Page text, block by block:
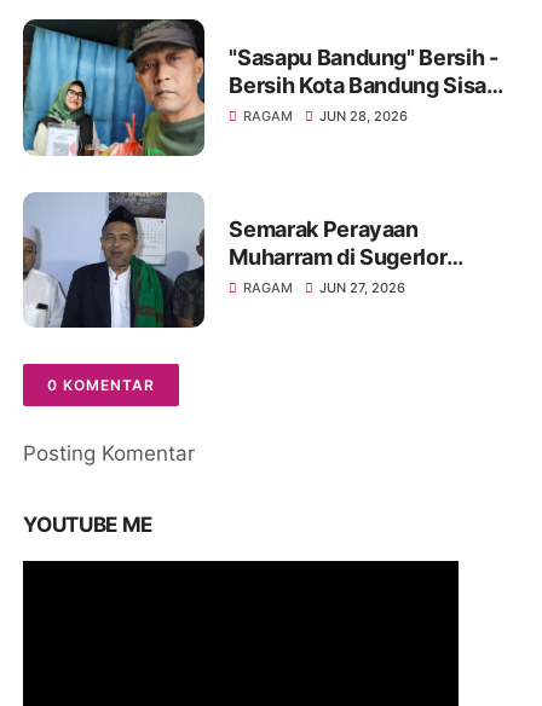
"Sasapu Bandung" Bersih -
Bersih Kota Bandung Sisa
Bongkaran Bangunan Liar
RAGAM JUN 28, 2026
Semarak Perayaan
Muharram di Sugerlor
Maesan Bondowoso Santuni
RAGAM JUN 27, 2026
0 KOMENTAR
Posting Komentar
YOUTUBE ME